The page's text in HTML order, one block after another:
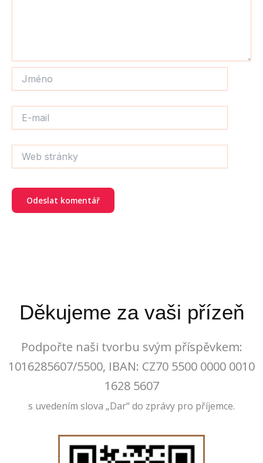
mail
stránky
Děkujeme za vaši přízeň
Podpořte naši tvorbu svým příspěvkem:
1016285607/5500, IBAN: CZ70 5500 0000 0010
1628 5607
s uvedením slova „Dar“ do zprávy pro příjemce.